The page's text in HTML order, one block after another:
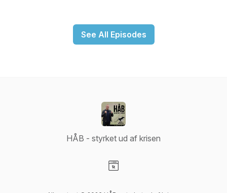
See All Episodes
HÅB - styrket ud af krisen